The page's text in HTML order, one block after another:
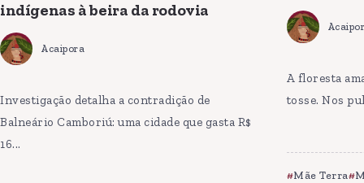
indígenas à beira da rodovia
Acaipora
Investigação detalha a contradição de
Balneário Camboriú: uma cidade que gasta R$
16...
A floresta
tosse. Nos
Mãe Terra